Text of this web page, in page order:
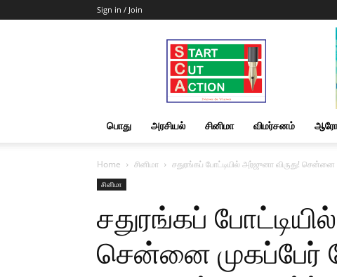
Sign in / Join
Start
Cut
Action
|
News
&
பொது அரசியல் சினிமா விமர்சனம்
Home சினிமா சதுரங்கப் போட்டியில் அர்ஜுனா விருது!
சினிமா
சதுரங்கப்
சென்னை முகப்பேர்